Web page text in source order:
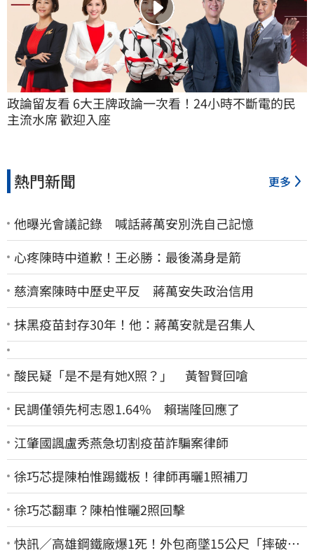
政論留友看 6大王牌政論一次看！24小時不斷電的民
主流水席 歡迎入座
熱門新聞 更多
他曝光會議記錄 喊話蔣萬安別洗自己記憶
心疼陳時中道歉！王必勝：最後滿身是箭
慈濟案陳時中歷史平反 蔣萬安失政治信用
抹黑疫苗封存30年！他：蔣萬安就是召集人
酸民疑「是不是有她X照？」 黃智賢回嗆
民調僅領先柯志恩1.64% 賴瑞隆回應了
江肇國諷盧秀燕急切割疫苗詐騙案律師
徐巧芯提陳柏惟踢鐵板！律師再曬1照補刀
徐巧芯翻車？陳柏惟曬2照回擊
快訊／高雄鋼鐵廠爆1死！外包商墜15公尺「摔破頭